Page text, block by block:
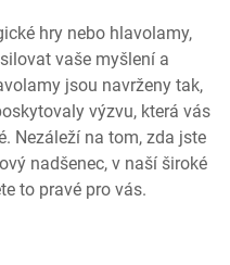
hry nebo hlavolamy,
vaše myšlení a
jsou navrženy tak,
výzvu, která vás
Nezáleží na tom, zda jste
nadšenec, v naší široké
to pravé pro vás.